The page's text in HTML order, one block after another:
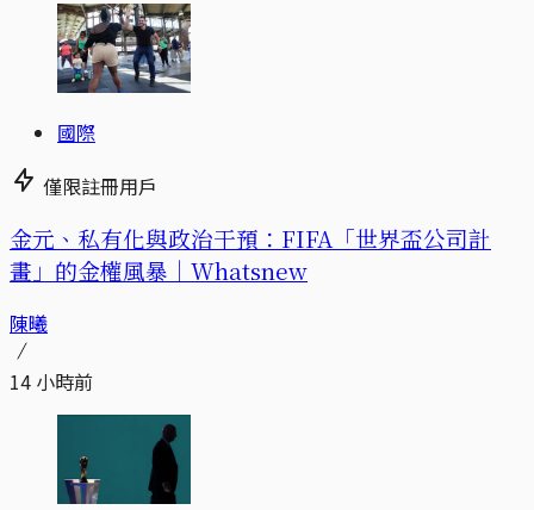
國際
僅限註冊用戶
金元、私有化與政治干預：FIFA「世界盃公司計
畫」的金權風暴｜Whatsnew
陳曦
14 小時前